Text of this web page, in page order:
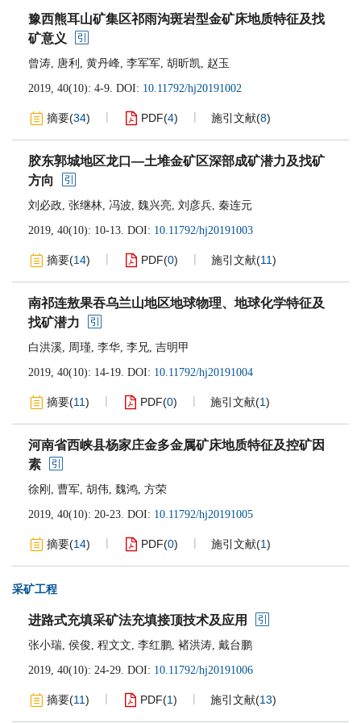
豫西熊耳山矿集区祁雨沟斑岩型金矿床地质特征及找
矿意义
曾涛, 唐利 , 黄丹峰, 李军军, 胡昕凯, 赵玉
2019, 40(10): 4-9. DOI: 10.11792/hj20191002
摘要(34) PDF(4) 施引文献(8)
胶东郭城地区龙口—土堆金矿区深部成矿潜力及找矿
方向
刘必政, 张继林, 冯波, 魏兴亮, 刘彦兵, 秦连元
2019, 40(10): 10-13. DOI: 10.11792/hj20191003
摘要(14) PDF(0) 施引文献(11)
南祁连敖果吞乌兰山地区地球物理、地球化学特征及
找矿潜力
白洪溪, 周瑾, 李华, 李兄, 吉明甲
2019, 40(10): 14-19. DOI: 10.11792/hj20191004
摘要(11) PDF(0) 施引文献(1)
河南省西峡县杨家庄金多金属矿床地质特征及控矿因
素
徐刚 , 曹军, 胡伟, 魏鸿, 方荣
2019, 40(10): 20-23. DOI: 10.11792/hj20191005
摘要(14) PDF(0) 施引文献(1)
采矿工程
进路式充填采矿法充填接顶技术及应用
张小瑞, 侯俊, 程文文, 李红鹏, 褚洪涛, 戴台鹏
2019, 40(10): 24-29. DOI: 10.11792/hj20191006
摘要(11) PDF(1) 施引文献(13)